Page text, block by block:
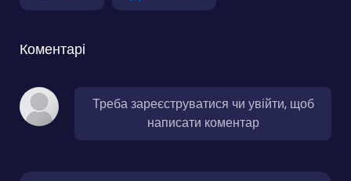
Коментарі
Треба зареєструватися чи увійти, щоб
написати коментар